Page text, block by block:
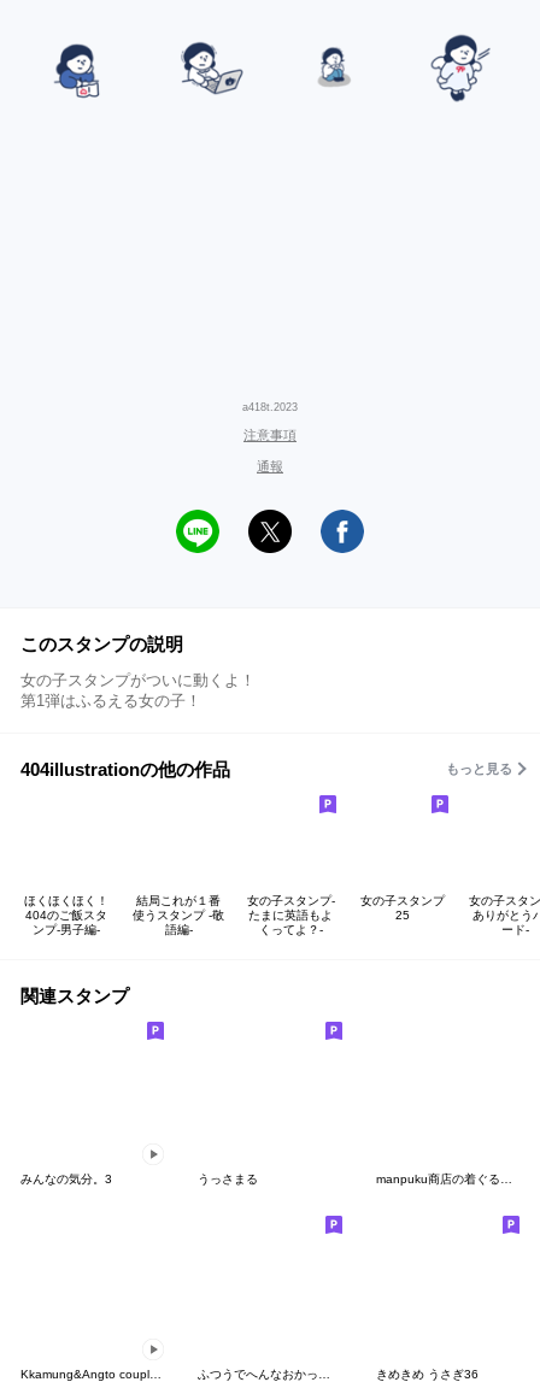
a418t.2023
注意事項
通報
このスタンプの説明
女の子スタンプがついに動くよ！
第1弾はふるえる女の子！
404illustrationの他の作品 もっと見る
ほくほくほく！
404のご飯スタ
ンプ-男子編-
結局これが１番
使うスタンプ -敬
語編-
女の子スタンプ-
たまに英語もよ
くってよ？-
女の子スタンプ
25
女の子スタ
ありがとう
ード-
関連スタンプ
みんなの気分。3 うっさまる manpuku商店の着ぐるみ女子スタンプ
きめきめ うさぎ36